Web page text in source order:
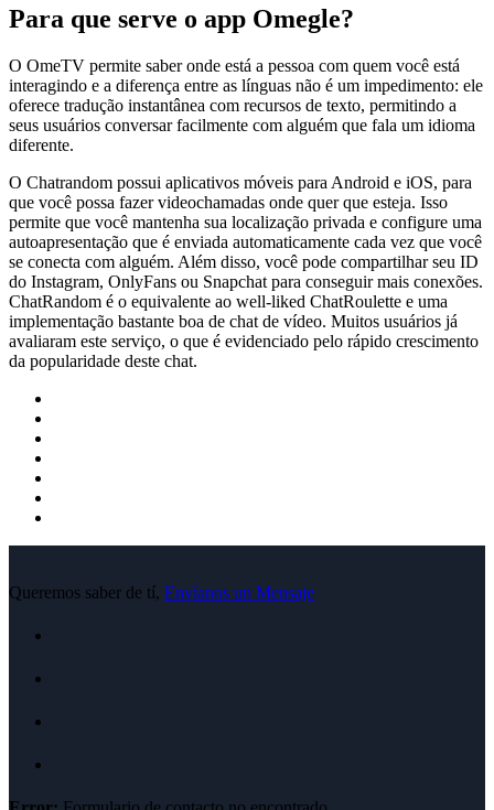
Para que serve o app Omegle?
O OmeTV permite saber onde está a pessoa com quem você está
interagindo e a diferença entre as línguas não é um impedimento: ele
oferece tradução instantânea com recursos de texto, permitindo a
seus usuários conversar facilmente com alguém que fala um idioma
diferente.
O Chatrandom possui aplicativos móveis para Android e iOS, para
que você possa fazer videochamadas onde quer que esteja. Isso
permite que você mantenha sua localização privada e configure uma
autoapresentação que é enviada automaticamente cada vez que você
se conecta com alguém. Além disso, você pode compartilhar seu ID
do Instagram, OnlyFans ou Snapchat para conseguir mais conexões.
ChatRandom é o equivalente ao well-liked ChatRoulette e uma
implementação bastante boa de chat de vídeo. Muitos usuários já
avaliaram este serviço, o que é evidenciado pelo rápido crescimento
da popularidade deste chat.
Queremos saber de tí, Envíanos un Mensaje